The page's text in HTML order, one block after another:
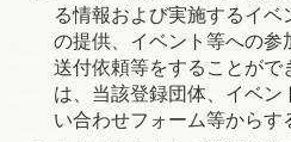
る情報および実施するイベ
の提供、イベント等への参
送付依頼等をすることがで
は、当該登録団体、イベン
い合わせフォーム等からす